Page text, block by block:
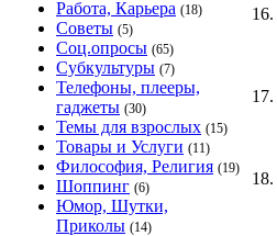
Работа, Карьера (18)
Советы (5)
Соц.опросы (65)
Субкультуры (7)
Телефоны, плееры,
гаджеты (30)
Темы для взрослых (15)
Товары и Услуги (11)
Философия, Религия (19)
Шоппинг (6)
Юмор, Шутки,
Приколы (14)
16.
17.
18.